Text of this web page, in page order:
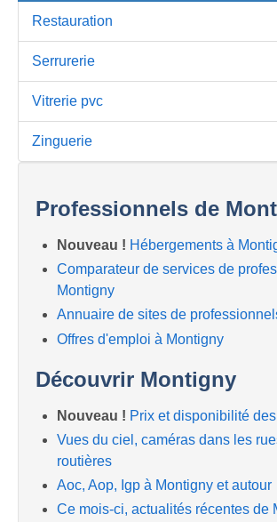
Restauration
Serrurerie
Vitrerie pvc
Zinguerie
Professionnels de
Nouveau ! Hébergements à
Comparateur de services de
Montigny
Annuaire de sites de
Offres d'emploi à Montigny
Découvrir Montigny
Nouveau ! Prix et disponibilité
Vues du ciel, caméras dans les
routières
Aoc, Aop, Igp à Montigny et autour
Ce mois-ci, actualités récentes de